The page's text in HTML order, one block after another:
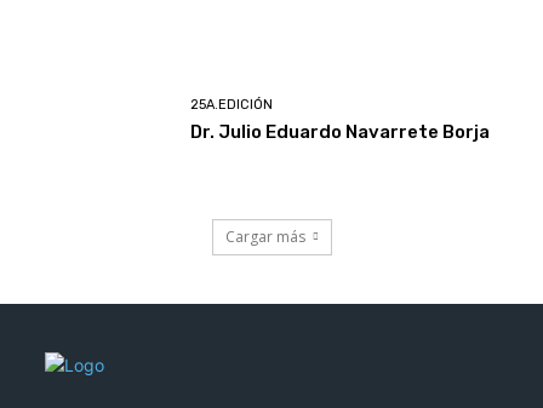
25A.EDICIÓN
Dr. Julio Eduardo Navarrete Borja
Cargar más